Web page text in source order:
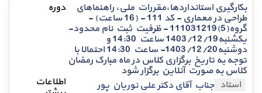
بکارگیری استانداردها،مقررات ملی، راهنماهای
طراحی در معماری - کد 111 - (16 ساعت) -
گروه(5)111031219 - ظرفیت ثبت نام محدود-
یکشنبه1403/12/19 ساعت 14:30 و
دوشنبه1403/12/20- ساعت 14:30 احتمالا با
توجه به تاریخ برگزاری کلاس در ماه مبارک رمضان
کلاس به صورت آنلاین برگزار شود
استاد جناب آقای دکتر علی نوریان پور